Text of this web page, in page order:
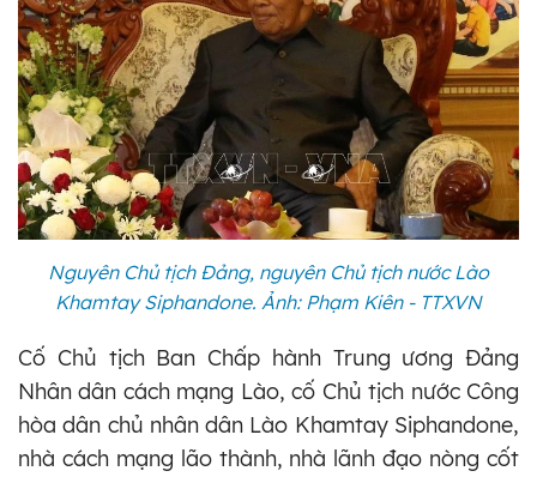
Nguyên Chủ tịch Đảng, nguyên Chủ tịch nước Lào
Khamtay Siphandone. Ảnh: Phạm Kiên - TTXVN
Cố Chủ tịch Ban Chấp hành Trung ương Đảng
Nhân dân cách mạng Lào, cố Chủ tịch nước Công
hòa dân chủ nhân dân Lào Khamtay Siphandone,
nhà cách mạng lão thành, nhà lãnh đạo nòng cốt